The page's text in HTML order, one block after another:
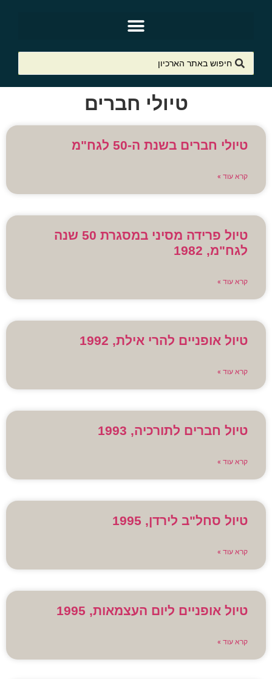
טיולי חברים
טיולי חברים בשנת ה-50 לגח"מ
קרא עוד »
טיול פרידה מסיני במסגרת 50 שנה
לגח"מ, 1982
קרא עוד »
טיול אופניים להרי אילת, 1992
קרא עוד »
טיול חברים לתורכיה, 1993
קרא עוד »
טיול סחל"ב לירדן, 1995
קרא עוד »
טיול אופניים ליום העצמאות, 1995
קרא עוד »